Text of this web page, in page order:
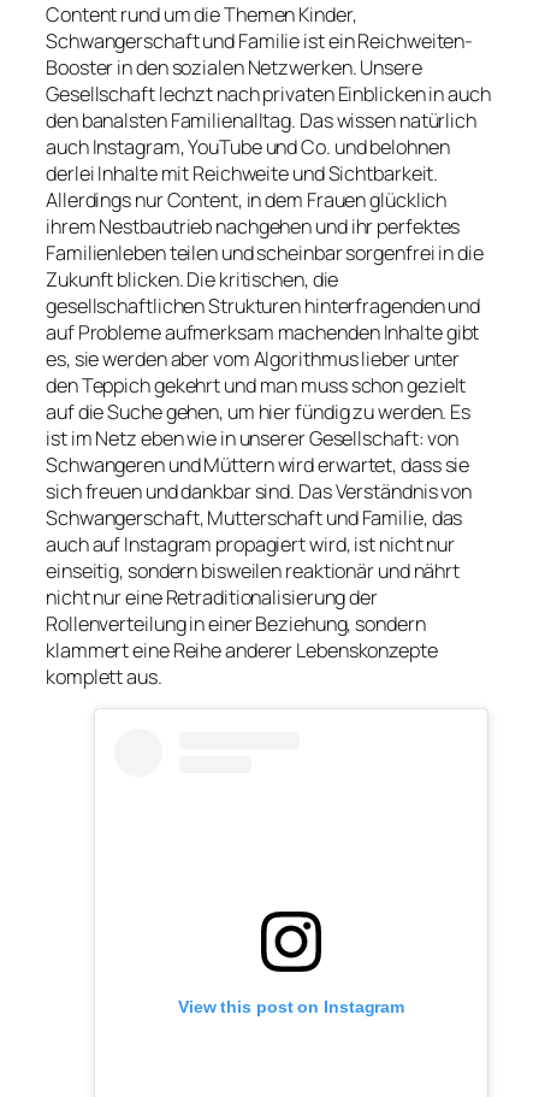
Content rund um die Themen Kinder,
Schwangerschaft und Familie ist ein Reichweiten-
Booster in den sozialen Netzwerken. Unsere
Gesellschaft lechzt nach privaten Einblicken in auch
den banalsten Familienalltag. Das wissen natürlich
auch Instagram, YouTube und Co. und belohnen
derlei Inhalte mit Reichweite und Sichtbarkeit.
Allerdings nur Content, in dem Frauen glücklich
ihrem Nestbautrieb nachgehen und ihr perfektes
Familienleben teilen und scheinbar sorgenfrei in die
Zukunft blicken. Die kritischen, die
gesellschaftlichen Strukturen hinterfragenden und
auf Probleme aufmerksam machenden Inhalte gibt
es, sie werden aber vom Algorithmus lieber unter
den Teppich gekehrt und man muss schon gezielt
auf die Suche gehen, um hier fündig zu werden. Es
ist im Netz eben wie in unserer Gesellschaft: von
Schwangeren und Müttern wird erwartet, dass sie
sich freuen und dankbar sind. Das Verständnis von
Schwangerschaft, Mutterschaft und Familie, das
auch auf Instagram propagiert wird, ist nicht nur
einseitig, sondern bisweilen reaktionär und nährt
nicht nur eine Retraditionalisierung der
Rollenverteilung in einer Beziehung, sondern
klammert eine Reihe anderer Lebenskonzepte
komplett aus.
View this post on Instagram